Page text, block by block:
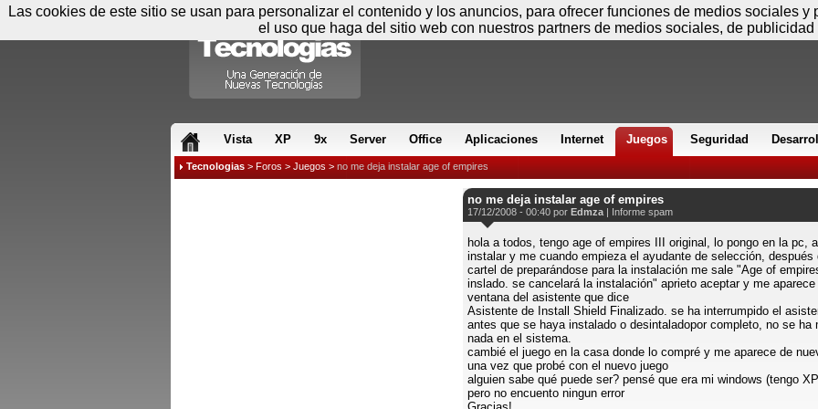
Vista XP 9x Server Office Aplicaciones Internet Juegos Seguridad
Tecnologias > Foros > Juegos > no me deja instalar age of empires
no me deja instalar age of empires
17/12/2008 - 00:40 por Edmza | Informe spam
hola a todos, tengo age of empires III original, lo pongo en la pc,
instalar y me cuando empieza el ayudante de selección, después
cartel de preparándose para la instalación me sale "Age of
inslado. se cancelará la instalación" aprieto aceptar y me aparece
ventana del asistente que dice
Asistente de Install Shield Finalizado. se ha interrumpido el
antes que se haya instalado o desintaladopor completo, no se ha
nada en el sistema.
cambié el juego en la casa donde lo compré y me aparece de
una vez que probé con el nuevo juego
alguien sabe qué puede ser? pensé que era mi windows (tengo
pero no encuento ningun error
Las cookies de este sitio se usan para personalizar el contenido y los anuncios, para ofrecer funciones de medios sociales
el uso que haga del sitio web con nuestros partners de medios sociales, de